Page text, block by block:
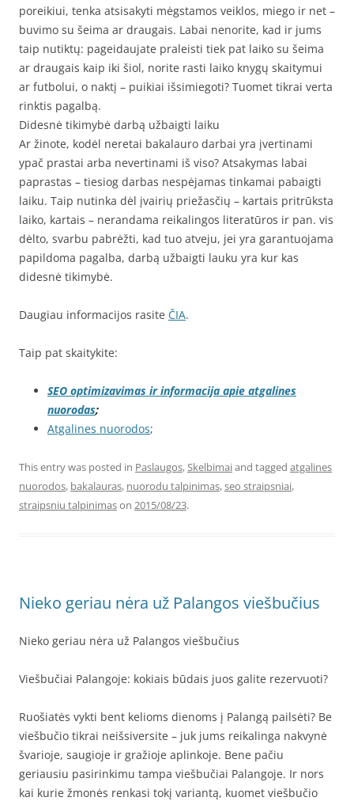
poreikiui, tenka atsisakyti mėgstamos veiklos, miego ir net –
buvimo su šeima ar draugais. Labai nenorite, kad ir jums
taip nutiktų: pageidaujate praleisti tiek pat laiko su šeima
ar draugais kaip iki šiol, norite rasti laiko knygų skaitymui
ar futbolui, o naktį – puikiai išsimiegoti? Tuomet tikrai verta
rinktis pagalbą.
Didesnė tikimybė darbą užbaigti laiku
Ar žinote, kodėl neretai bakalauro darbai yra įvertinami
ypač prastai arba nevertinami iš viso? Atsakymas labai
paprastas – tiesiog darbas nespėjamas tinkamai pabaigti
laiku. Taip nutinka dėl įvairių priežasčių – kartais pritrūksta
laiko, kartais – nerandama reikalingos literatūros ir pan. vis
dėlto, svarbu pabrėžti, kad tuo atveju, jei yra garantuojama
papildoma pagalba, darbą užbaigti lauku yra kur kas
didesnė tikimybė.
Daugiau informacijos rasite ČIA.
Taip pat skaitykite:
SEO optimizavimas ir informacija apie atgalines
nuorodas;
Atgalines nuorodos;
This entry was posted in Paslaugos,Skelbimaiand tagged atgalines
nuorodos, bakalauras, nuorodu talpinimas,seo straipsniai,
straipsniu talpinimason 2015/08/23.
Nieko geriau nėra už Palangos viešbučius
Nieko geriau nėra už Palangos viešbučius
Viešbučiai Palangoje: kokiais būdais juos galite rezervuoti?
Ruošiatės vykti bent kelioms dienoms į Palangą pailsėti? Be
viešbučio tikrai neišsiversite – juk jums reikalinga nakvynė
švarioje, saugioje ir gražioje aplinkoje. Bene pačiu
geriausiu pasirinkimu tampa viešbučiai Palangoje. Ir nors
kai kurie žmonės renkasi tokį variantą, kuomet viešbučio